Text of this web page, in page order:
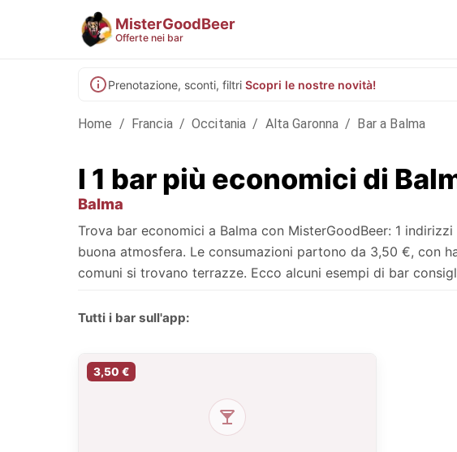
MisterGoodBeer
Offerte nei bar
Prenotazione, sconti, filtri Scopri le nostre novità!
Home / Francia / Occitania / Alta Garonna / Bar a Balma
I 1 bar più economici di
Balma
Trova bar economici a Balma con MisterGoodBeer: 1
buona atmosfera. Le consumazioni partono da 3,50 €, con
comuni si trovano terrazze. Ecco alcuni esempi di bar
Tutti i bar sull'app:
3,50 €